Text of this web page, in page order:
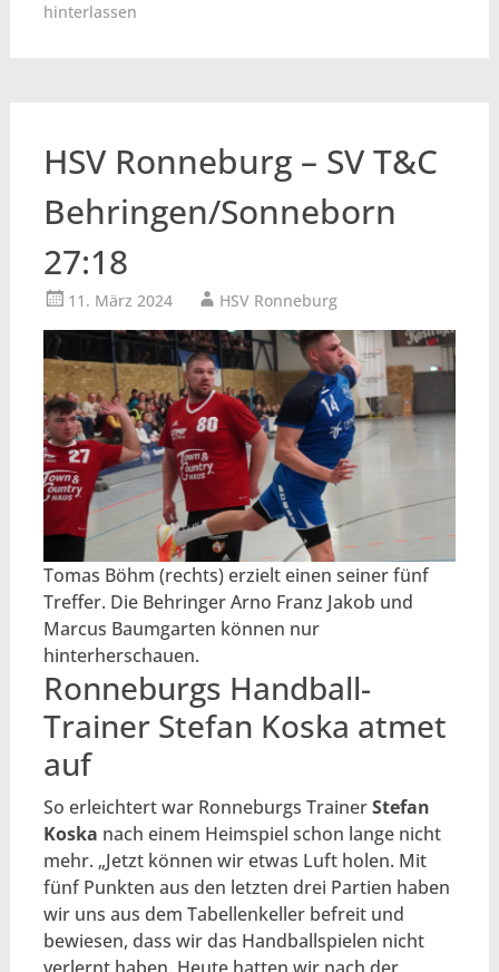
hinterlassen
HSV Ronneburg – SV T&C
Behringen/Sonneborn
27:18
11. März 2024 HSV Ronneburg
Tomas Böhm (rechts) erzielt einen seiner fünf
Treffer. Die Behringer Arno Franz Jakob und
Marcus Baumgarten können nur
hinterherschauen.
Ronneburgs Handball-
Trainer Stefan Koska atmet
auf
So erleichtert war Ronneburgs TrainerStefan
Koska nach einem Heimspiel schon lange nicht
mehr. „Jetzt können wir etwas Luft holen. Mit
fünf Punkten aus den letzten drei Partien haben
wir uns aus dem Tabellenkeller befreit und
bewiesen, dass wir das Handballspielen nicht